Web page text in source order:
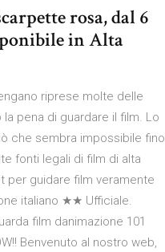
rosa, dal 6
in Alta
riprese molte delle
pena di guardare il film. Lo
che sembra impossibile fino
fonti legali di film di alta
per guidare film veramente
italiano ★★ Ufficiale.
film danimazione 101
Benvenuto al nostro web,